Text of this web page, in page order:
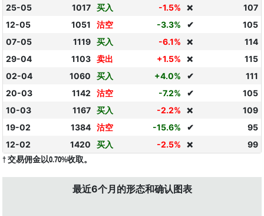
25-05
1017 买入 -1.5% ❌
107
12-05
1051 沽空 -3.3% ✔
105
07-05
1119 买入 -6.1% ❌
114
29-04
1103 卖出 +1.5% ❌
115
02-04
1060 买入 +4.0% ✔
111
20-03
1142 沽空 -7.2% ✔
105
10-03
1167 买入 -2.2% ❌
109
19-02
1384 沽空 -15.6% ✔
95
12-02
1420 买入 -2.5% ❌ 99
† 交易佣金以0.70%收取。
最近6个月的形态和确认图表